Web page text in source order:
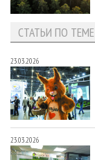
СТАТЬИ ПО ТЕМЕ
23.03.2026
23.03.2026